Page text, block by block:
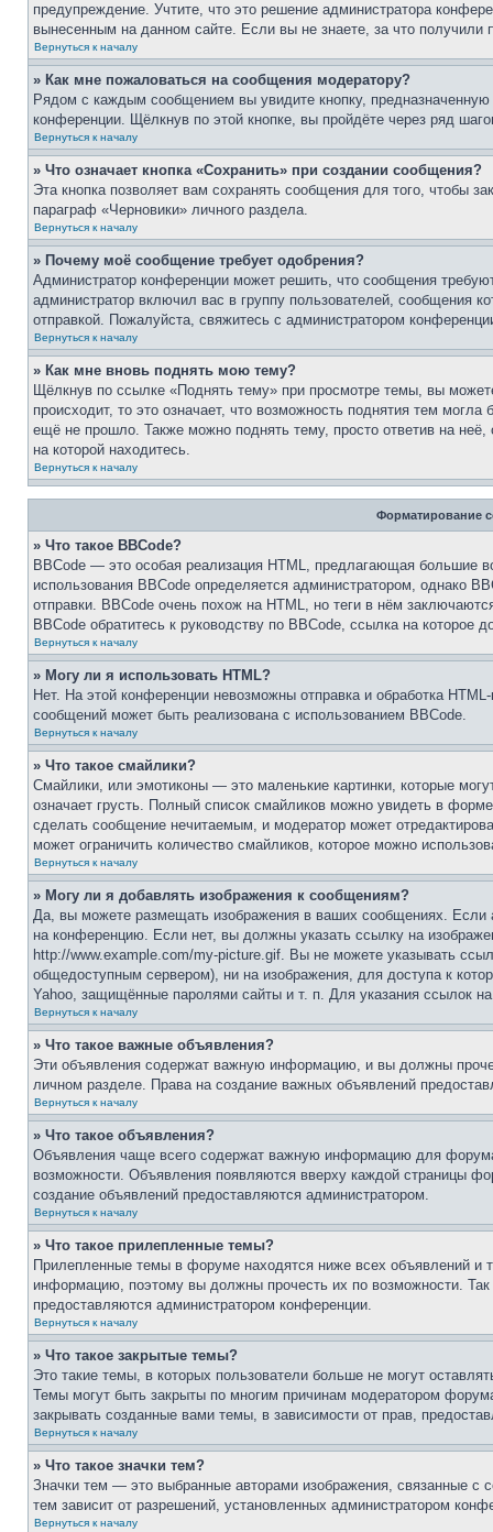
предупреждение. Учтите, что это решение администратора
вынесенным на данном сайте. Если вы не знаете, за что
Вернуться к началу
» Как мне пожаловаться на сообщения модератору?
Рядом с каждым сообщением вы увидите кнопку,
конференции. Щёлкнув по этой кнопке, вы пройдёте через ряд
Вернуться к началу
» Что означает кнопка «Сохранить» при создании сообщения?
Эта кнопка позволяет вам сохранять сообщения для того, чтобы
параграф «Черновики» личного раздела.
Вернуться к началу
» Почему моё сообщение требует одобрения?
Администратор конференции может решить, что сообщения
администратор включил вас в группу пользователей, сообщения
отправкой. Пожалуйста, свяжитесь с администратором
Вернуться к началу
» Как мне вновь поднять мою тему?
Щёлкнув по ссылке «Поднять тему» при просмотре темы, вы
происходит, то это означает, что возможность поднятия тем
ещё не прошло. Также можно поднять тему, просто ответив на
на которой находитесь.
Вернуться к началу
Форматирование
» Что такое BBCode?
BBCode — это особая реализация HTML, предлагающая большие
использования BBCode определяется администратором, однако
отправки. BBCode очень похож на HTML, но теги в нём
BBCode обратитесь к руководству по BBCode, ссылка на которое
Вернуться к началу
» Могу ли я использовать HTML?
Нет. На этой конференции невозможны отправка и обработка
сообщений может быть реализована с использованием BBCode.
Вернуться к началу
» Что такое смайлики?
Смайлики, или эмотиконы — это маленькие картинки, которые
означает грусть. Полный список смайликов можно увидеть в
сделать сообщение нечитаемым, и модератор может
может ограничить количество смайликов, которое можно
Вернуться к началу
» Могу ли я добавлять изображения к сообщениям?
Да, вы можете размещать изображения в ваших сообщениях. Если
на конференцию. Если нет, вы должны указать ссылку на
http://www.example.com/my-picture.gif. Вы не можете указывать
общедоступным сервером), ни на изображения, для доступа к
Yahoo, защищённые паролями сайты и т. п. Для указания ссылок
Вернуться к началу
» Что такое важные объявления?
Эти объявления содержат важную информацию, и вы должны
личном разделе. Права на создание важных объявлений
Вернуться к началу
» Что такое объявления?
Объявления чаще всего содержат важную информацию для
возможности. Объявления появляются вверху каждой страницы
создание объявлений предоставляются администратором.
Вернуться к началу
» Что такое прилепленные темы?
Прилепленные темы в форуме находятся ниже всех объявлений и
информацию, поэтому вы должны прочесть их по возможности.
предоставляются администратором конференции.
Вернуться к началу
» Что такое закрытые темы?
Это такие темы, в которых пользователи больше не могут
Темы могут быть закрыты по многим причинам модератором
закрывать созданные вами темы, в зависимости от прав,
Вернуться к началу
» Что такое значки тем?
Значки тем — это выбранные авторами изображения, связанные
тем зависит от разрешений, установленных администратором
Вернуться к началу